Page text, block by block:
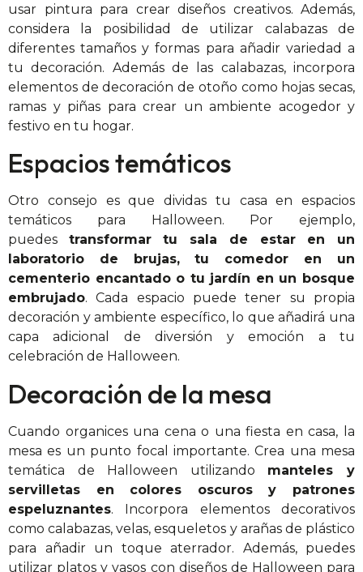
usar pintura para crear diseños creativos. Además,
considera la posibilidad de utilizar calabazas de
diferentes tamaños y formas para añadir variedad a
tu decoración. Además de las calabazas, incorpora
elementos de decoración de otoño como hojas secas,
ramas y piñas para crear un ambiente acogedor y
festivo en tu hogar.
Espacios temáticos
Otro consejo es que dividas tu casa en espacios
temáticos para Halloween. Por ejemplo,
puedes transformar tu sala de estar en un
laboratorio de brujas, tu comedor en un
cementerio encantado o tu jardín en un bosque
embrujado. Cada espacio puede tener su propia
decoración y ambiente específico, lo que añadirá una
capa adicional de diversión y emoción a tu
celebración de Halloween.
Decoración de la mesa
Cuando organices una cena o una fiesta en casa, la
mesa es un punto focal importante. Crea una mesa
temática de Halloween utilizando manteles y
servilletas en colores oscuros y patrones
espeluznantes. Incorpora elementos decorativos
como calabazas, velas, esqueletos y arañas de plástico
para añadir un toque aterrador. Además, puedes
utilizar platos y vasos con diseños de Halloween para